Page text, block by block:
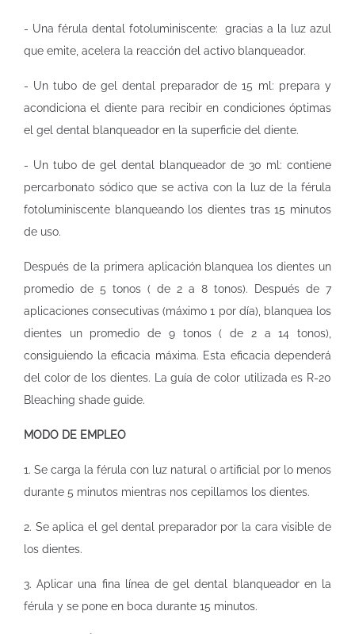
- Una férula dental fotoluminiscente: gracias a la luz azul
que emite, acelera la reacción del activo blanqueador.
- Un tubo de gel dental preparador de 15 ml: prepara y
acondiciona el diente para recibir en condiciones óptimas
el gel dental blanqueador en la superficie del diente.
- Un tubo de gel dental blanqueador de 30 ml: contiene
percarbonato sódico que se activa con la luz de la férula
fotoluminiscente blanqueando los dientes tras 15 minutos
de uso.
Después de la primera aplicación blanquea los dientes un
promedio de 5 tonos ( de 2 a 8 tonos). Después de 7
aplicaciones consecutivas (máximo 1 por día), blanquea los
dientes un promedio de 9 tonos ( de 2 a 14 tonos),
consiguiendo la eficacia máxima. Esta eficacia dependerá
del color de los dientes. La guía de color utilizada es R-20
Bleaching shade guide.
MODO DE EMPLEO
1. Se carga la férula con luz natural o artificial por lo menos
durante 5 minutos mientras nos cepillamos los dientes.
2. Se aplica el gel dental preparador por la cara visible de
los dientes.
3. Aplicar una fina línea de gel dental blanqueador en la
férula y se pone en boca durante 15 minutos.